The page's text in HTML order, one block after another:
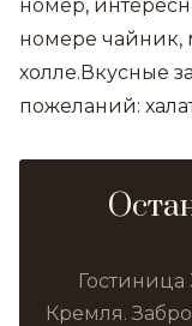
номер,
номере чайник,
холле.Вкусные
пожеланий:
Гостиница
Кремля.